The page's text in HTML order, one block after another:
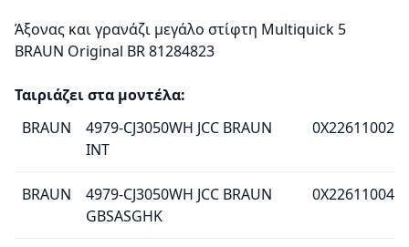
Άξονας και γρανάζι μεγάλο στίφτη Multiquick 5
BRAUN Original BR 81284823
Ταιριάζει στα μοντέλα:
BRAUN
4979-CJ3050WH JCC BRAUN
INT
0X22611002
BRAUN
4979-CJ3050WH JCC BRAUN
GBSASGHK
0X22611004